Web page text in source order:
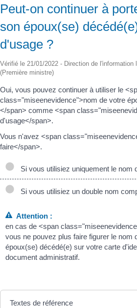
Peut-on continuer à
son époux(se)
d'usage ?
Vérifié le 21/01/2022 - Direction de l'information
(Première ministre)
Oui, vous pouvez continuer à utiliser le
class="miseenevidence">nom de votre
</span> comme <span
d'usage</span>.
Vous n'avez <span
faire</span>.
Si vous utilisiez uniquement le nom
Si vous utilisiez un double nom
Attention :
en cas de <span
vous ne pouvez plus faire figurer le nom
époux(se) décédé(e) sur votre carte
document administratif.
Textes de référence